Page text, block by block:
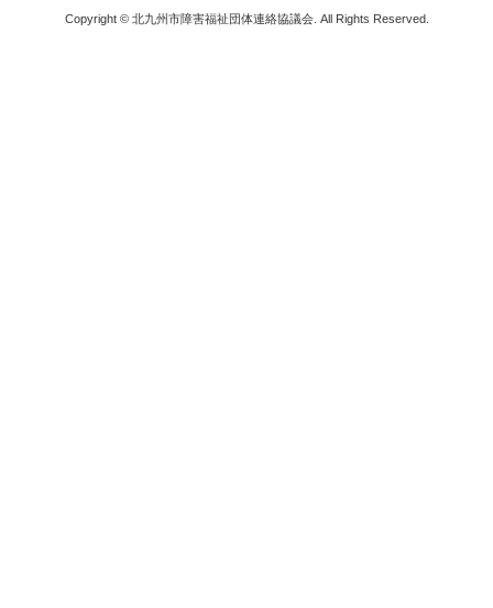
Copyright © 北九州市障害福祉団体連絡協議会. All Rights Reserved.